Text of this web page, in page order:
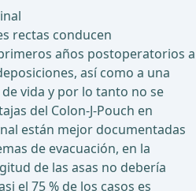
rectas conducen
años postoperatorios a
así como a una
vida y por lo tanto no se
del Colon-J-Pouch en
están mejor documentadas
de evacuación, en la
de las asas no debería
el 75 % de los casos es